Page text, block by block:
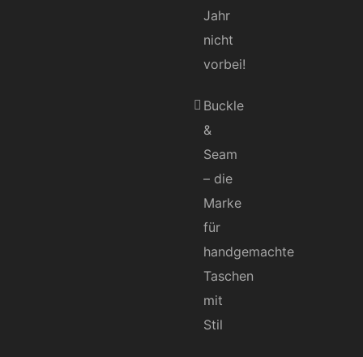
Jahr
nicht
vorbei!
Buckle
&
Seam
– die
Marke
für
handgemachte
Taschen
mit
Stil